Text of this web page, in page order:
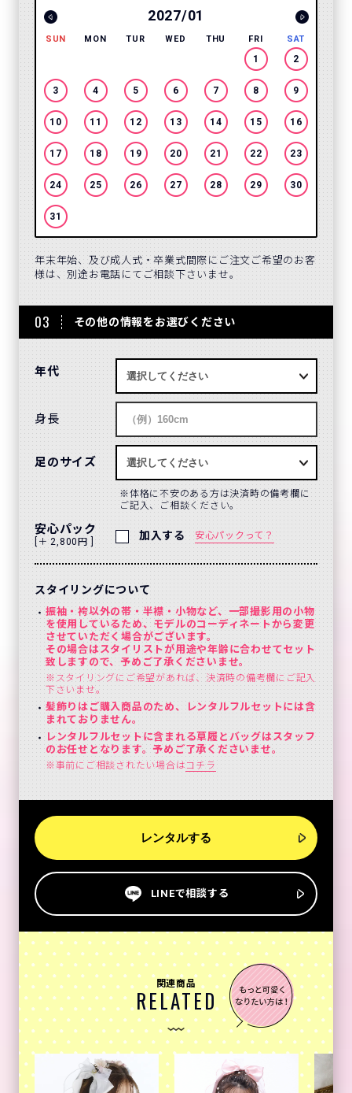
2027/01
SUN MON TUR WED THU FRI SAT
1 2
3 4 5 6 7 8 9
10 11 12 13 14 15 16
17 18 19 20 21 22 23
24 25 26 27 28 29 30
31
SUN
14
21
28
年末年始、及び成人式・卒業式間際にご注文ご希望のお客
様は、別途お電話にてご相談下さいませ。
03 その他の情報をお選びください
年代
身長
足のサイズ
体格に不安のある方は決済時の備考欄に
ご記入、ご相談ください。
安心パック
[＋ 2,800円 ] 加入する 安心パックって？
スタイリングについて
振袖・袴以外の帯・半襟・小物など、一部撮影用の小物
を使用しているため、モデルのコーディネートから変更
させていただく場合がございます。
その場合はスタイリストが用途や年齢に合わせてセット
致しますので、予めご了承くださいませ。
※スタイリングにご希望があれば、決済時の備考欄にご記入
下さいませ。
髪飾りはご購入商品のため、レンタルフルセットには含
まれておりません。
レンタルフルセットに含まれる草履とバッグはスタッフ
のお任せとなります。予めご了承くださいませ。
※事前にご相談されたい場合はコチラ
レンタルする
LINEで相談する
関連商品
RELATED